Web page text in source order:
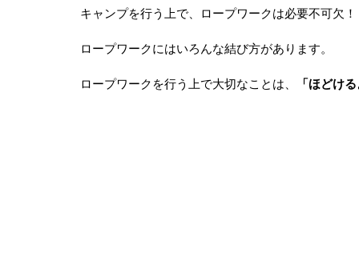
キャンプを行う上で、ロープワークは必要不可欠！
ロープワークにはいろんな結び方があります。
ロープワークを行う上で大切なことは、 「ほどけ